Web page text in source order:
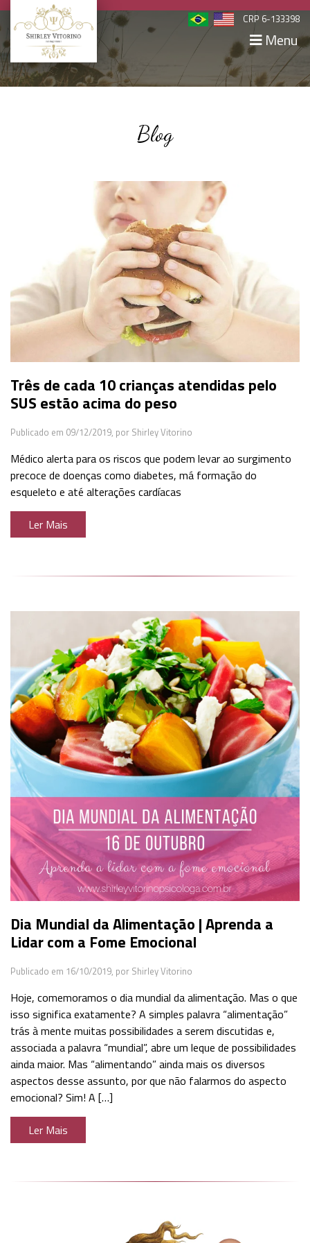
CRP 6-133398
Menu
Blog
Três de cada 10 crianças atendidas pelo
SUS estão acima do peso
Publicado em 09/12/2019, por Shirley Vitorino
Médico alerta para os riscos que podem levar ao surgimento
precoce de doenças como diabetes, má formação do
esqueleto e até alterações cardíacas
Ler Mais
Dia Mundial da Alimentação | Aprenda a
Lidar com a Fome Emocional
Publicado em 16/10/2019, por Shirley Vitorino
Hoje, comemoramos o dia mundial da alimentação. Mas o que
isso significa exatamente? A simples palavra “alimentação”
trás à mente muitas possibilidades a serem discutidas e,
associada a palavra “mundial”, abre um leque de possibilidades
ainda maior. Mas “alimentando” ainda mais os diversos
aspectos desse assunto, por que não falarmos do aspecto
emocional? Sim! A […]
Ler Mais